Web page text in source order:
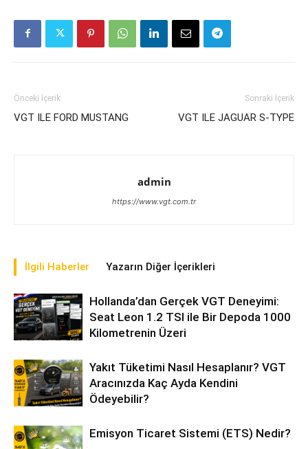
Önceki İçerik
VGT ILE FORD MUSTANG
Sonraki İçerik
VGT ILE JAGUAR S-TYPE
admin
https://www.vgt.com.tr
İlgili Haberler Yazarın Diğer İçerikleri
Hollanda’dan Gerçek VGT Deneyimi:
Seat Leon 1.2 TSI ile Bir Depoda 1000
Kilometrenin Üzeri
Yakıt Tüketimi Nasıl Hesaplanır? VGT
Aracınızda Kaç Ayda Kendini
Ödeyebilir?
Emisyon Ticaret Sistemi (ETS) Nedir?